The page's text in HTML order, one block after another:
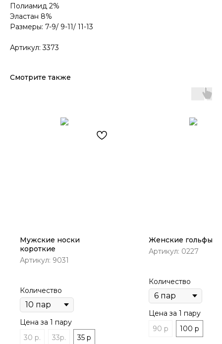
Полиамид 2%
Эластан 8%
Размеры: 7-9/ 9-11/ 11-13
Артикул: 3373
Смотрите также
Мужские носки
короткие
Артикул: 9031
Количество
Цена за 1 пару
30 р.
33р. 35 р
Женские гольфы
Артикул: 0227
Количество
Цена за 1 пару
90 р
100 р